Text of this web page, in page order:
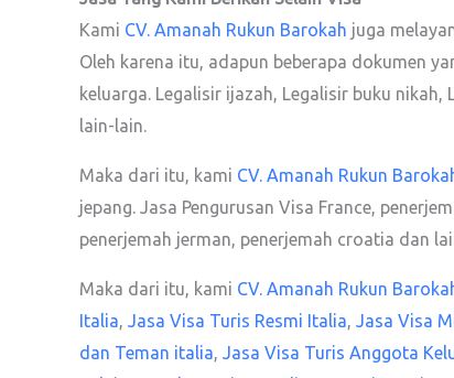
Kami CV. Amanah Rukun Barokah juga
Oleh karena itu, adapun beberapa dokumen
keluarga. Legalisir ijazah, Legalisir buku
lain-lain.
Maka dari itu, kami CV. Amanah Rukun
jepang. Jasa Pengurusan Visa France,
penerjemah jerman, penerjemah croatia dan
Maka dari itu, kami CV. Amanah Rukun
Italia, Jasa Visa Turis Resmi Italia, Jasa Visa
dan Teman italia, Jasa Visa Turis Anggota